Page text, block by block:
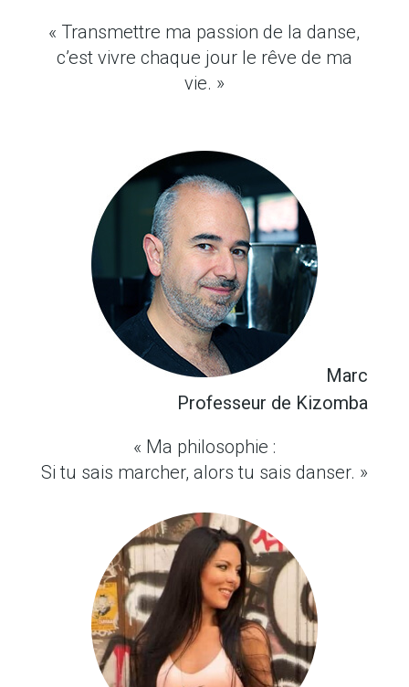
« Transmettre ma passion de la danse,
c’est vivre chaque jour le rêve de ma
vie. »
Marc
Professeur de Kizomba
« Ma philosophie :
Si tu sais marcher, alors tu sais danser. »